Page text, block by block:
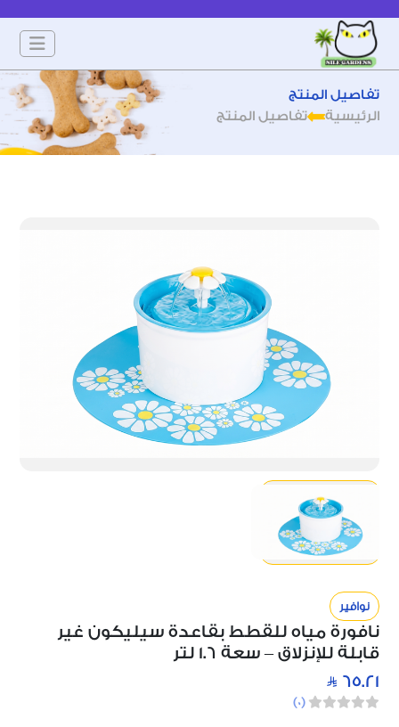
تفاصيل المنتج
الرئيسية
تفاصيل المنتج
نوافير
نافورة مياه للقطط بقاعدة سيليكون غير
قابلة للإنزلاق – سعة 1.6 لتر
65.21
(
0
)